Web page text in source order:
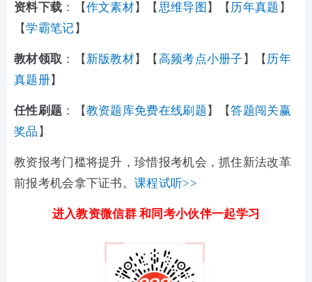
资料下载 ：【作文素材】【 思维导图 】【 历年真题 】
【学霸笔记 】
教材领取 ：【 新版教材】【 高频考点小册子 】【 历年
真题册】
任性刷题 ：【教资题库免费在线刷题 】【答题闯关赢
奖品 】
教资报考门槛将提升，珍惜报考机会，抓住新法改革
前报考机会拿下证书。课程试听>>
进入教资微信群 和同考小伙伴一起学习